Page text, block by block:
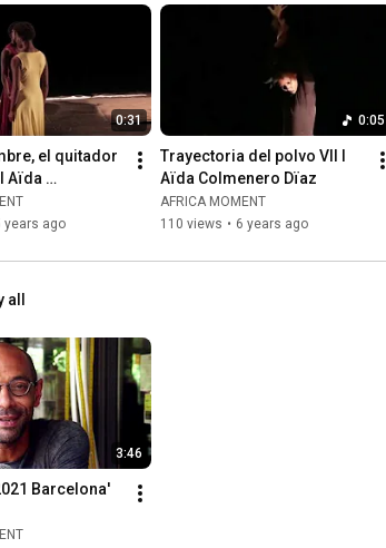
0:31
el quitador
Aïda
years ago
0:05
Trayectoria del polvo VII I
Aïda Colmenero Dïaz
AFRICA MOMENT
110 views • 6 years ago
all
3:46
Barcelona'